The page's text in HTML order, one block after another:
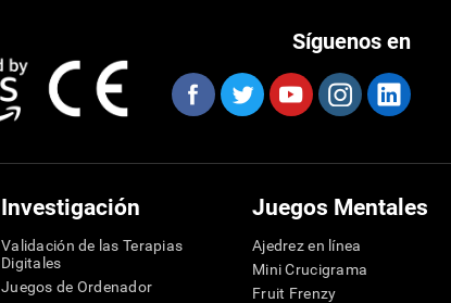
Síguenos en
Investigación
Validación de las Terapias
Digitales
Juegos de Ordenador
Juegos Mentales
Ajedrez en línea
Mini Crucigrama
Fruit Frenzy